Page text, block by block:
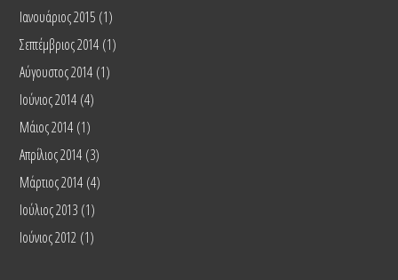
Ιανουάριος 2015 (1)
Σεπτέμβριος 2014 (1)
Αύγουστος 2014 (1)
Ιούνιος 2014 (4)
Μάιος 2014 (1)
Απρίλιος 2014 (3)
Μάρτιος 2014 (4)
Ιούλιος 2013 (1)
Ιούνιος 2012 (1)